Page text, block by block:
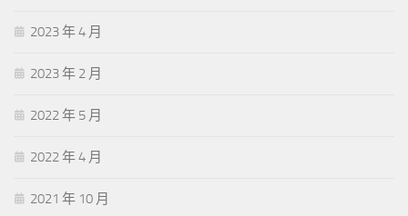
2023 年 4 月
2023 年 2 月
2022 年 5 月
2022 年 4 月
2021 年 10 月